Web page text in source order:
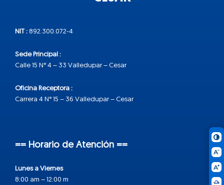
NIT : 892.300.072-4
Sede Principal :
Calle 15 N° 4 – 33 Valledupar – Cesar
Oficina Receptora :
Carrera 4 N° 15 – 36 Valledupar – Cesar
== Horario de Atención ==
Lunes a Viernes
8:00 am – 12:00 m